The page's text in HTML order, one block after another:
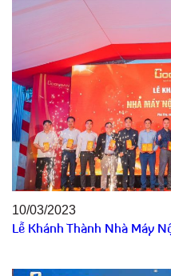
10/03/2023
Lễ Khánh Thành Nhà Máy